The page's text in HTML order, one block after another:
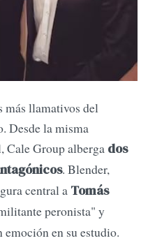
más llamativos del
Desde la misma
Cale Group alberga dos
. Blender,
central a Tomás
peronista" y
en su estudio.